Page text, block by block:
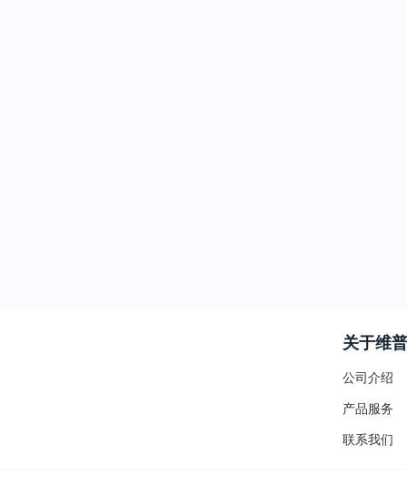
关于维普
公司介绍
产品服务
联系我们